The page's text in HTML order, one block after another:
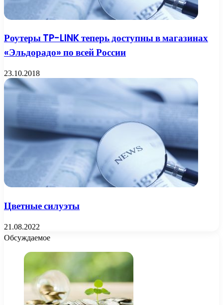
Роутеры TP-LINK теперь доступны в магазинах
«Эльдорадо» по всей России
23.10.2018
Цветные силуэты
21.08.2022
Обсуждаемое